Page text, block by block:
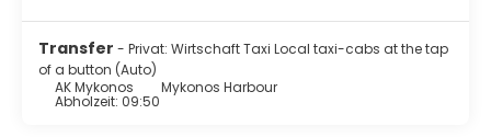
Transfer - Privat: Wirtschaft Taxi Local taxi-cabs at the tap
of a button (Auto)
AK Mykonos
Mykonos Harbour
Abholzeit: 09:50